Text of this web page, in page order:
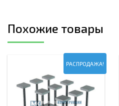
Похожие товары
РАСПРОДАЖА!